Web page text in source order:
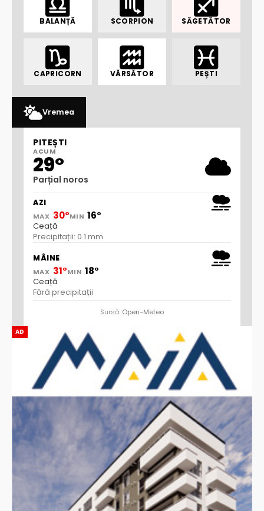
AD
BALANȚĂ SCORPION SĂGETĂTOR
CAPRICORN VĂRSĂTOR PEȘTI
Vremea
PITEȘTI
ACUM
29°
Parțial noros
AZI
MAX 30°MIN 16°
Ceață
Precipitații: 0.1 mm
MÂINE
MAX 31°MIN 18°
Ceață
Fără precipitații
Sursă: Open-Meteo